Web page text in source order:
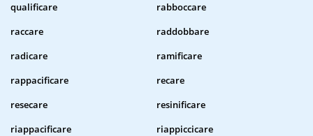
qualificare
rabboccare
raccare
raddobbare
radicare
ramificare
rappacificare
recare
resecare
resinificare
riappacificare
riappiccicare